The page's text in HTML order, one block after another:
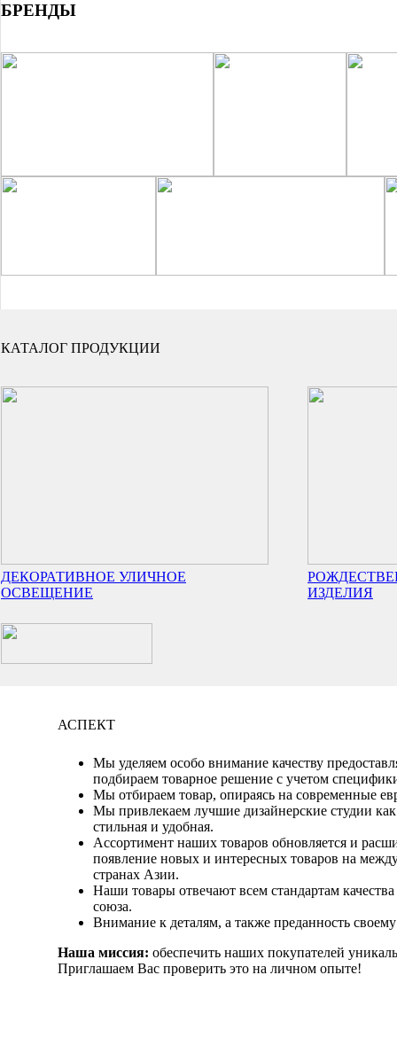
БРЕНДЫ
КАТАЛОГ ПРОДУКЦИИ
ДЕКОРАТИВНОЕ УЛИЧНОЕ
ОСВЕЩЕНИЕ
ИЗДЕЛИЯ
АСПЕКТ
Мы уделяем особо внимание качеству
подбираем товарное решение с учетом
Мы отбираем товар, опираясь на современные
Мы привлекаем лучшие дизайнерские студии
стильная и удобная.
Ассортимент наших товаров обновляется и
появление новых и интересных товаров на
странах Азии.
Наши товары отвечают всем стандартам
союза.
Внимание к деталям, а также преданность
Наша миссия: обеспечить наших покупателей
Приглашаем Вас проверить это на личном опыте!